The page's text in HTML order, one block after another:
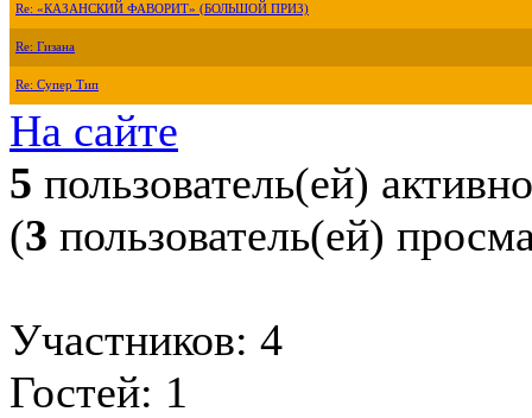
Re: «КАЗАНСКИЙ ФАВОРИТ» (БОЛЬШОЙ ПРИЗ)
Re: Гизана
Re: Супер Тип
На сайте
5 пользователь(ей) активно
(3 пользователь(ей)
Участников: 4
Гостей: 1